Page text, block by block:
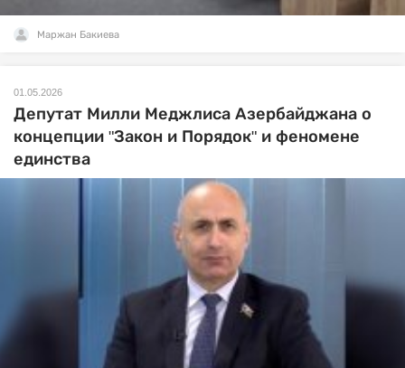
Маржан Бакиева
01.05.2026
Депутат Милли Меджлиса Азербайджана о
концепции "Закон и Порядок" и феномене
единства